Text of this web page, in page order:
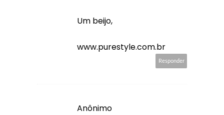
Um beijo,
www.purestyle.com.br
Responder
Anônimo